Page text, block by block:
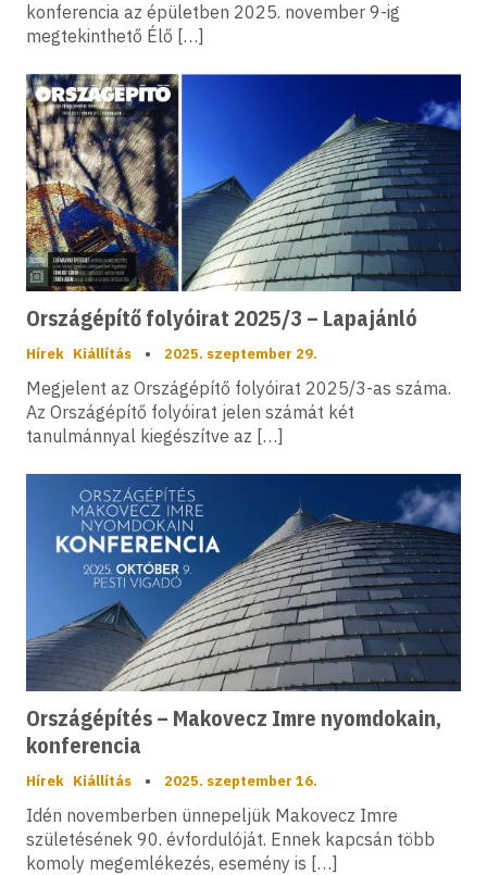
konferencia az épületben 2025. november 9-ig
megtekinthető Élő […]
Országépítő folyóirat 2025/3 – Lapajánló
Hírek Kiállítás • 2025. szeptember 29.
Megjelent az Országépítő folyóirat 2025/3-as száma.
Az Országépítő folyóirat jelen számát két
tanulmánnyal kiegészítve az […]
Országépítés – Makovecz Imre nyomdokain,
konferencia
Hírek Kiállítás • 2025. szeptember 16.
Idén novemberben ünnepeljük Makovecz Imre
születésének 90. évfordulóját. Ennek kapcsán több
komoly megemlékezés, esemény is […]